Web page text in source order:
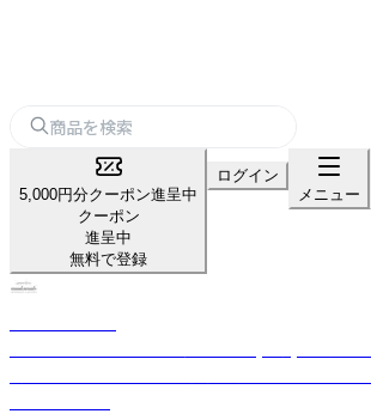
5,000円分クーポン進呈中
クーポン
進呈中
無料で登録
ログイン
メニュー